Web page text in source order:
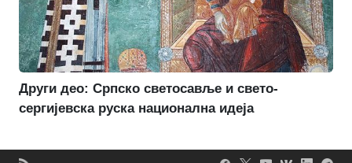
Други део: Српско светосавље и свето-
сергијевска руска национална идеја